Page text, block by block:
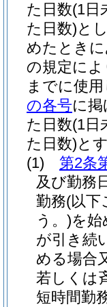
た日数(1日
た日数)と
めたとき
の規定に
までに使
の各号に
た日数(1日
た日数)と
(1)
第2条
及び勤務
勤務(以下
う。)を始
が引き続
める場合
若しくは
短時間勤